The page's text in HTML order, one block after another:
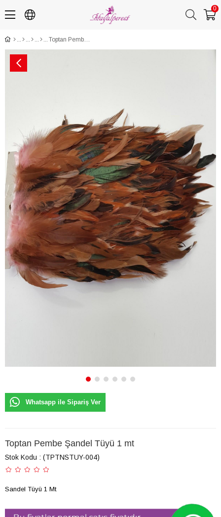
0
Toptan Pembe Şandel Tüyü 1 mt
Whatsapp ile Sipariş Ver
Toptan Pembe Şandel Tüyü 1 mt
Stok Kodu (TPTNSTUY-004)
Sandel Tüyü 1 Mt